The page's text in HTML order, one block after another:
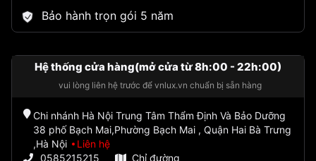
Bảo hành trọn gói 5 năm
Hệ thống cửa hàng(mở cửa từ 8h:00 - 22h:00)
vui lòng liên hệ trước để vnlux.vn chuẩn bị sẵn hàng
Chi nhánh Hà Nội Trung Tâm Thẩm Định Và Bảo Dưỡng
38 phố Bạch Mai,Phường Bạch Mai , Quận Hai Bà Trưng
,Hà Nội
Liên hệ
0585215215
Chỉ đường